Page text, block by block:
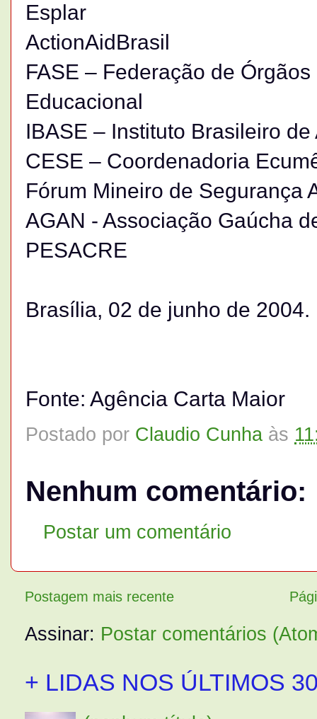
Esplar
ActionAidBrasil
FASE – Federação de
Educacional
IBASE – Instituto Brasileiro
CESE – Coordenadoria
Fórum Mineiro de Segurança
AGAN - Associação Gaúcha
PESACRE
Brasília, 02 de junho de 2004.
Fonte: Agência Carta Maior
Postado por Claudio Cunha às
Nenhum comentário:
Postar um comentário
Postagem mais recente
Assinar: Postar comentários
+ LIDAS NOS ÚLTIMOS